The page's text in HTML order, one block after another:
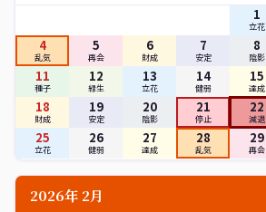
1
立花
4
乱気
5
再会
6
財成
7
安定
8
陰影
11
種子
12
緑生
13
立花
14
健弱
15
達成
18
財成
19
安定
20
陰影
21
停止
22
減退
25
立花
26
健弱
27
達成
28
乱気
29
再会
2026年 2月